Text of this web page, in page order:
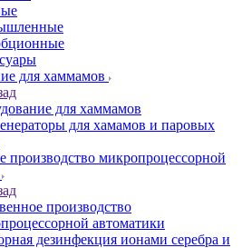
для хаммамов
для хаммамов
для хамамов и паровых
производство микропроцессорной
производство
автоматики
дезинфекция ионами серебра и